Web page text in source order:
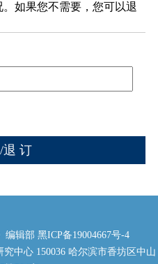
如果您不需要，您可以退
编辑部 黑ICP备19004667号-4
中心 150036 哈尔滨市香坊区中山